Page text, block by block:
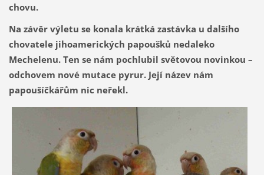
chovu.
Na závěr výletu se konala krátká zastávka u dalšího
chovatele jihoamerických papoušků nedaleko
Mechelenu. Ten se nám pochlubil světovou novinkou –
odchovem nové mutace pyrur. Její název nám
papoušíčkářům nic neřekl.